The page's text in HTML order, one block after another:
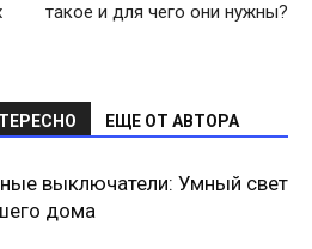
такое и для чего они нужны?
ЕЩЕ ОТ АВТОРА
выключатели: Умный свет
дома